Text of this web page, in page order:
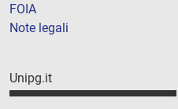
FOIA
Note legali
Unipg.it